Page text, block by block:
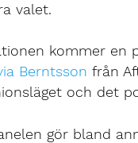
valet.
kommer en
Berntsson från
och det
gör bland